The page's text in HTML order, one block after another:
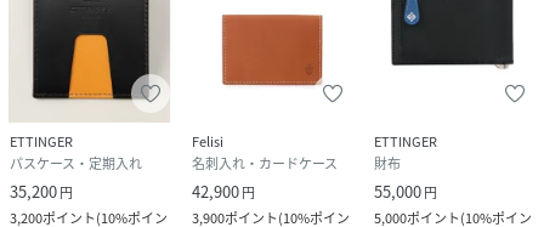
ETTINGER
パスケース・定期入れ
35,200円
3,200ポイント(10%ポイン
Felisi
名刺入れ・カードケース
42,900円
3,900ポイント(10%ポイン
ETTINGER
財布
55,000円
5,000ポイント(10%ポイン